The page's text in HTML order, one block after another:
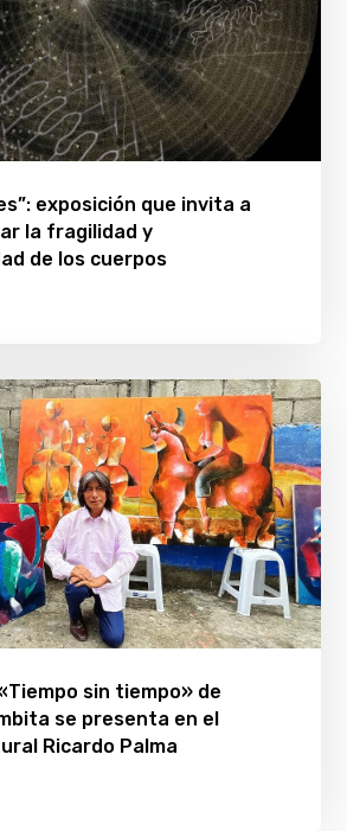
exposición que invita a
la fragilidad y
de los cuerpos
sin tiempo» de
se presenta en el
Ricardo Palma